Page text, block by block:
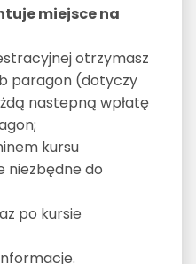
miejsce na
otrzymasz
paragon (dotyczy
nastepną wpłatę
kursu
niezbędne do
po kursie